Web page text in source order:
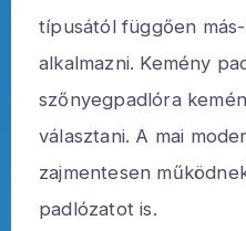
típusától függően
alkalmazni. Kemény
szőnyegpadlóra
választani. A mai
zajmentesen
padlózatot is.